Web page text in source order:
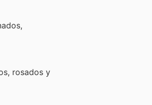
rosados y